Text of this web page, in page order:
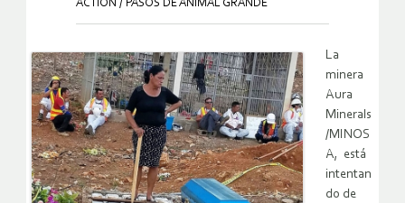
ACTION / PASOS DE ANIMAL GRANDE
La
minera
Aura
Minerals
/MINOS
A, está
intentan
do de